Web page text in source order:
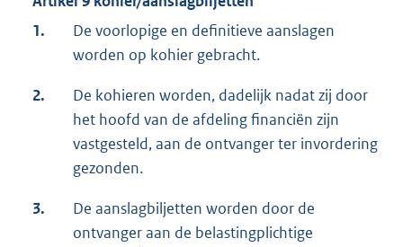
1.
De voorlopige en definitieve aanslagen
worden op kohier gebracht.
2.
De kohieren worden, dadelijk nadat zij door
het hoofd van de afdeling financiën zijn
vastgesteld, aan de ontvanger ter invordering
gezonden.
3.
De aanslagbiljetten worden door de
ontvanger aan de belastingplichtige